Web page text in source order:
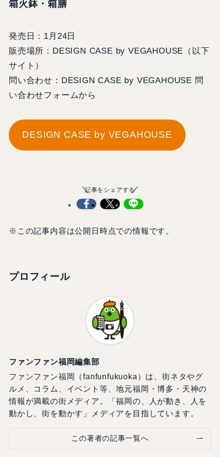
箱火鉢・箱膳
発売日：1月24日
販売場所：DESIGN CASE by VEGAHOUSE（以下
サイト）
問い合わせ：DESIGN CASE by VEGAHOUSE 問
い合わせフォームから
DESIGN CASE by VEGAHOUSE
記事をシェアする
※この記事内容は公開日時点での情報です。
プロフィール
ファンファン福岡編集部
ファンファン福岡（fanfunfukuoka）は、街ネタやグ
ルメ、コラム、イベント等、地元福岡・博多・天神の
情報が満載の街メディア。「福岡の、人が動き、人を
動かし、街を動かす」メディアを目指しています。
この著者の記事一覧へ